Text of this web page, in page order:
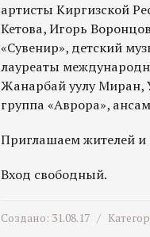
артисты Киргизской
Кетова, Игорь
«Сувенир», детский
лауреаты
Жанарбай уулу Миран,
группа «Аврора»,
Приглашаем жителей и
Вход свободный.
Создано: 31.08.17 /